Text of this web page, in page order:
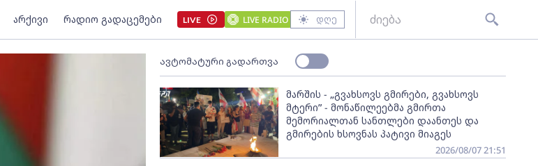
არქივი რადიო გადაცემები LIVE LIVE RADIO დღე
ავტომატური გადართვა
მარშის - „გვახსოვს გმირები, გვახსოვს
მტერი” - მონაწილეებმა გმირთა
მემორიალთან სანთლები დაანთეს და
გმირების ხსოვნას პატივი მიაგეს
2026/08/07 21:51